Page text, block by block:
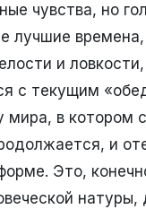
чувства, но
времена,
и
с текущим
мира, в
и
Это,